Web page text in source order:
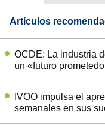
Artículos
OCDE: La industria
un «futuro
IVOO impulsa el
semanales en sus